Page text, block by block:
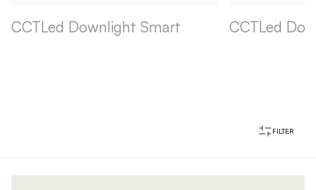
CCTLed Downlight Smart CCTLed
FILTER